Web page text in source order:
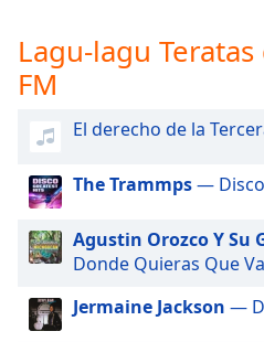
subtitles
off,
selected
Audio
Track
Picture-
in-
Fullscreen
This
Lagu-lagu
FM
El derecho de la
The Trammps—
Agustin Orozco Y Su
Donde Quieras Que
Jermaine Jackson —